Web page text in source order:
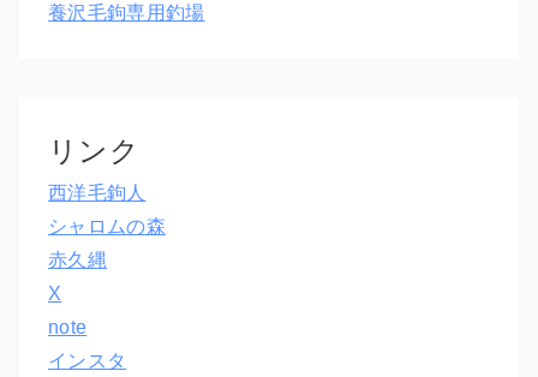
養沢毛鉤専用釣場
リンク
西洋毛鉤人
シャロムの森
赤久縄
X
note
インスタ